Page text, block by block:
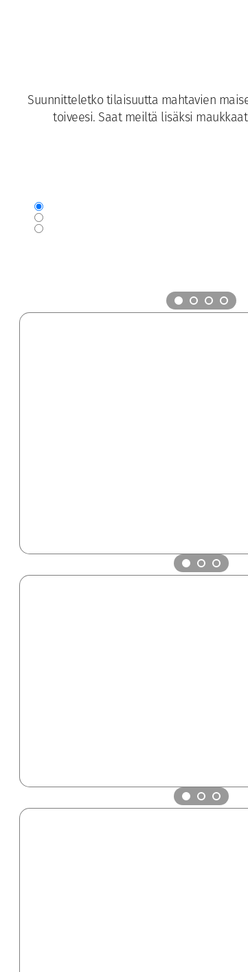
Suunnitteletko tilaisuutta mahtavien
toiveesi. Saat meiltä lisäksi
Sijainnit